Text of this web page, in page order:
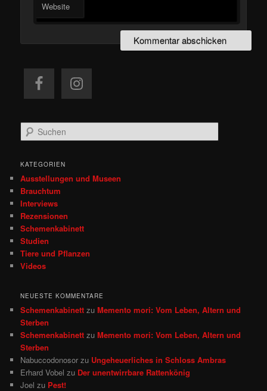
Website
u
h
n
KATEGORIEN
Ausstellungen und Museen
Brauchtum
Interviews
Rezensionen
Schemenkabinett
Studien
Tiere und Pflanzen
Videos
NEUESTE KOMMENTARE
Schemenkabinett zuMemento mori: Vom Leben, Altern und
Sterben
Schemenkabinett zuMemento mori: Vom Leben, Altern und
Sterben
Nabuccodonosor zu Ungeheuerliches in Schloss Ambras
Erhard Vobel zu Der unentwirrbare Rattenkönig
Joel zu Pest!